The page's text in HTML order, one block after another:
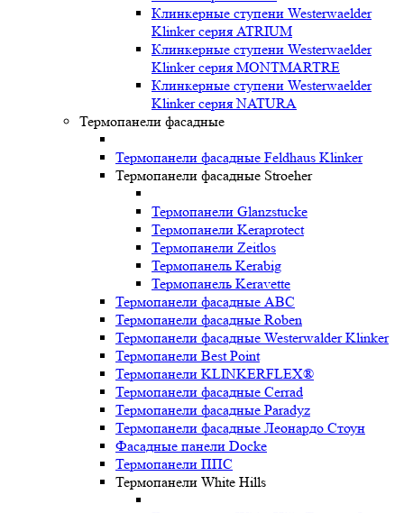
Клинкерные ступени Westerwaelder
Klinker серия ATRIUM
Клинкерные ступени Westerwaelder
Klinker серия MONTMARTRE
Клинкерные ступени Westerwaelder
Klinker серия NATURA
Термопанели фасадные
Термопанели фасадные Feldhaus Klinker
Термопанели фасадные Stroeher
Термопанели Glanzstucke
Термопанели Keraprotect
Термопанели Zeitlos
Термопанель Kerabig
Термопанель Keravette
Термопанели фасадные ABC
Термопанели фасадные Roben
Термопанели фасадные Westerwalder Klinker
Термопанели Best Point
Термопанели KLINKERFLEX®
Термопанели фасадные Cerrad
Термопанели фасадные Paradyz
Термопанели фасадные Леонардо Стоун
Фасадные панели Docke
Термопанели ППС
Термопанели White Hills